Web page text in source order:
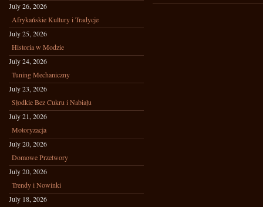
July 26, 2026
Afrykańskie Kultury i Tradycje
July 25, 2026
Historia w Modzie
July 24, 2026
Tuning Mechaniczny
July 23, 2026
Słodkie Bez Cukru i Nabiału
July 21, 2026
Motoryzacja
July 20, 2026
Domowe Przetwory
July 20, 2026
Trendy i Nowinki
July 18, 2026